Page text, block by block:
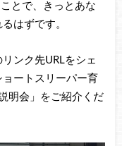
とで、きっとあな
はずです。
ンク先URLをシェ
ートスリーパー育
明会」をご紹介くだ